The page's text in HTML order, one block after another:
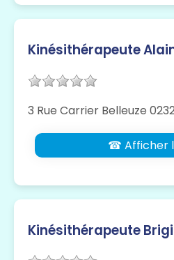
Kinésithérapeute
3 Rue Carrier Belleuze
☎ Afficher
Kinésithérapeute